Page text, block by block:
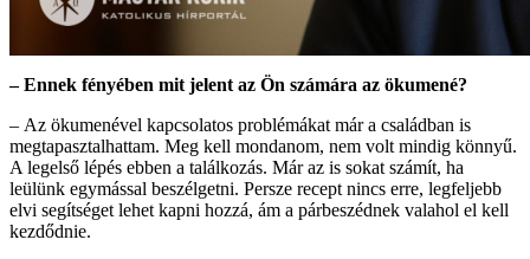
– Ennek fényében mit jelent az Ön számára az ökumené?
– Az ökumenével kapcsolatos problémákat már a családban is
megtapasztalhattam. Meg kell mondanom, nem volt mindig könnyű.
A legelső lépés ebben a találkozás. Már az is sokat számít, ha
leülünk egymással beszélgetni. Persze recept nincs erre, legfeljebb
elvi segítséget lehet kapni hozzá, ám a párbeszédnek valahol el kell
kezdődnie.